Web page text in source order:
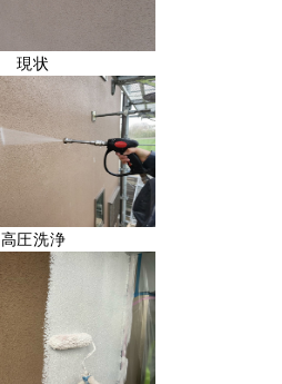
現状
高圧洗浄